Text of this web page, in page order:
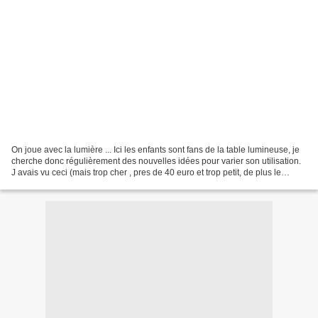
On joue avec la lumière ... Ici les enfants sont fans de la table lumineuse, je
cherche donc régulièrement des nouvelles idées pour varier son utilisation.
J avais vu ceci (mais trop cher , pres de 40 euro et trop petit, de plus le